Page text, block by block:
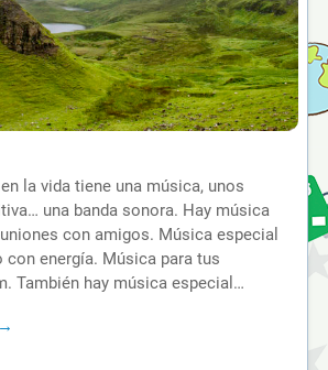
la vida tiene una música, unos
una banda sonora. Hay música
con amigos. Música especial
con energía. Música para tus
También hay música especial…